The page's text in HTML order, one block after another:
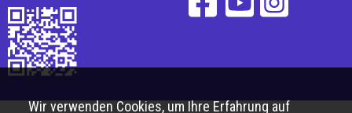
Wir verwenden Cookies, um Ihre Erfahrung auf